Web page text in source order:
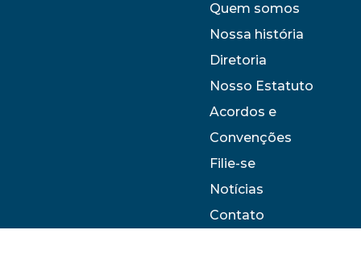
Quem somos
Nossa história
Diretoria
Nosso Estatuto
Acordos e
Convenções
Filie-se
Notícias
Contato